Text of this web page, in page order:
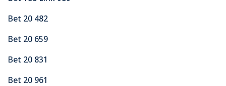
Bet 20 482
Bet 20 659
Bet 20 831
Bet 20 961